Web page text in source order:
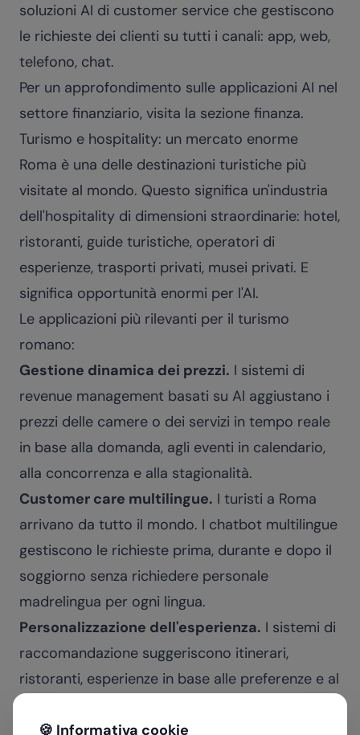
🍪 Informativa cookie
soluzioni AI di customer service che gestiscono
le richieste dei clienti su tutti i canali: app, web,
telefono, chat.
Per un approfondimento sulle applicazioni AI nel
settore finanziario, visita la sezione finanza.
Turismo e hospitality: un mercato enorme
Roma è una delle destinazioni turistiche più
visitate al mondo. Questo significa un'industria
dell'hospitality di dimensioni straordinarie: hotel,
ristoranti, guide turistiche, operatori di
esperienze, trasporti privati, musei privati. E
significa opportunità enormi per l'AI.
Le applicazioni più rilevanti per il turismo
romano:
Gestione dinamica dei prezzi. I sistemi di
revenue management basati su AI aggiustano i
prezzi delle camere o dei servizi in tempo reale
in base alla domanda, agli eventi in calendario,
alla concorrenza e alla stagionalità.
Customer care multilingue. I turisti a Roma
arrivano da tutto il mondo. I chatbot multilingue
gestiscono le richieste prima, durante e dopo il
soggiorno senza richiedere personale
madrelingua per ogni lingua.
Personalizzazione dell'esperienza. I sistemi di
raccomandazione suggeriscono itinerari,
ristoranti, esperienze in base alle preferenze e al
soddisfazione e la spesa media.